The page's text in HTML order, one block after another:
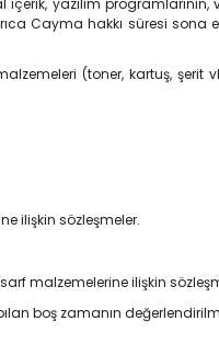
Cayma hakkı süresi sona
(toner, kartuş,
ilişkin sözleşmeler.
malzemelerine ilişkin
boş zamanın